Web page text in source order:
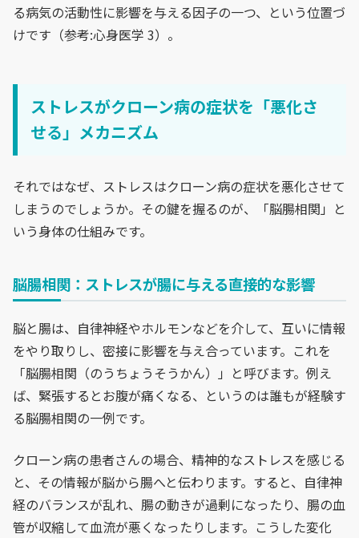
る病気の活動性に影響を与える因子の一つ、という位置づ
けです（参考:心身医学 3）。
ストレスがクローン病の症状を「悪化さ
せる」メカニズム
それではなぜ、ストレスはクローン病の症状を悪化させて
しまうのでしょうか。その鍵を握るのが、「脳腸相関」と
いう身体の仕組みです。
脳腸相関：ストレスが腸に与える直接的な影響
脳と腸は、自律神経やホルモンなどを介して、互いに情報
をやり取りし、密接に影響を与え合っています。これを
「脳腸相関（のうちょうそうかん）」と呼びます。例え
ば、緊張するとお腹が痛くなる、というのは誰もが経験す
る脳腸相関の一例です。
クローン病の患者さんの場合、精神的なストレスを感じる
と、その情報が脳から腸へと伝わります。すると、自律神
経のバランスが乱れ、腸の動きが過剰になったり、腸の血
管が収縮して血流が悪くなったりします。こうした変化